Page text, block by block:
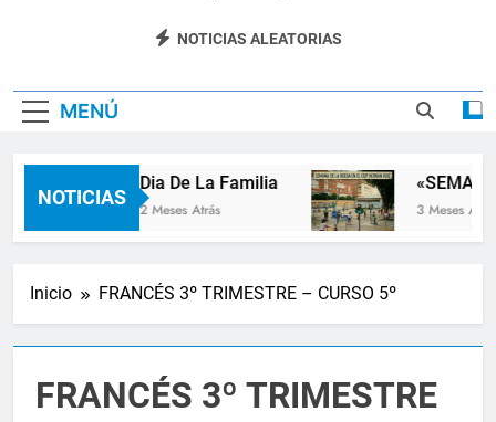
NOTICIAS ALEATORIAS
MENÚ
NOTICIAS
Dia De La Familia
2 Meses Atrás 3 Meses Atrás
Inicio FRANCÉS 3º TRIMESTRE – CURSO 5º
FRANCÉS 3º TRIMESTRE